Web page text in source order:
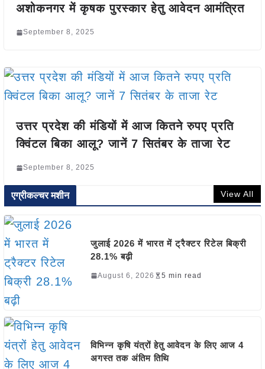
अशोकनगर में कृषक पुरस्कार हेतु आवेदन आमंत्रित
September 8, 2025
उत्तर प्रदेश की मंडियों में आज कितने रुपए प्रति
क्विंटल बिका आलू? जानें 7 सितंबर के ताजा रेट
September 8, 2025
एग्रीकल्चर मशीन View All
जुलाई 2026 में भारत में ट्रैक्टर रिटेल बिक्री
28.1% बढ़ी
August 6, 2026 5 min read
विभिन्न कृषि यंत्रों हेतु आवेदन के लिए आज 4
अगस्त तक अंतिम तिथि